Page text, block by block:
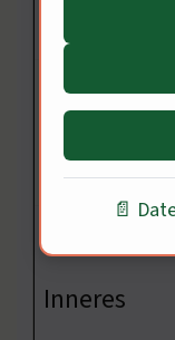
Inneres
📄